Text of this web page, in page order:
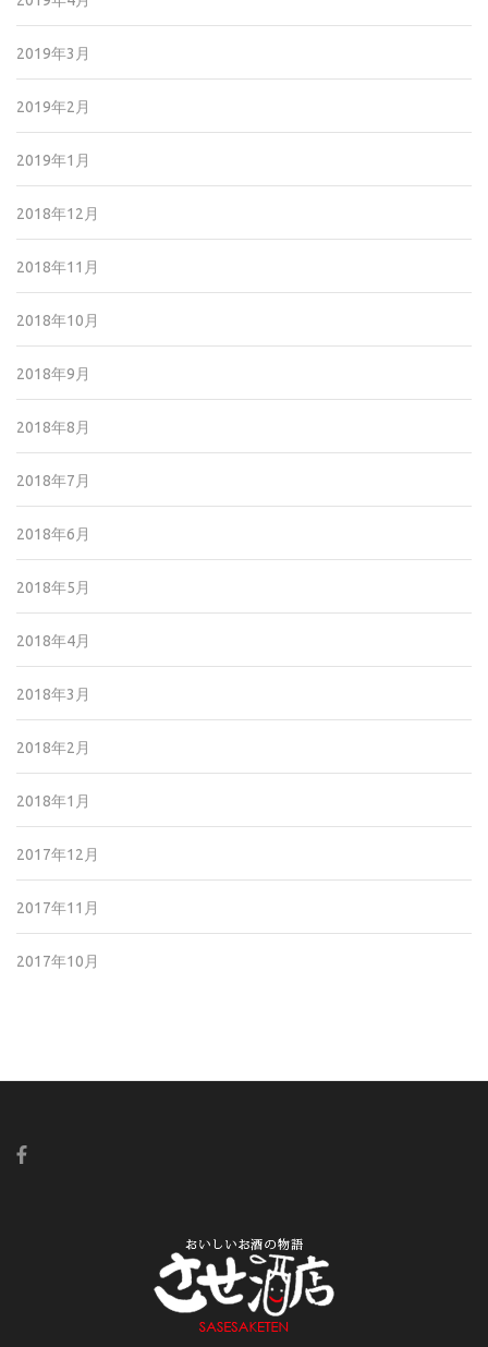
2019年3月
2019年2月
2019年1月
2018年12月
2018年11月
2018年10月
2018年9月
2018年8月
2018年7月
2018年6月
2018年5月
2018年4月
2018年3月
2018年2月
2018年1月
2017年12月
2017年11月
2017年10月